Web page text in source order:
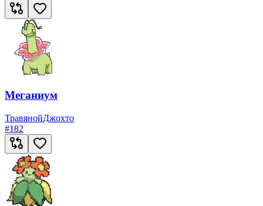
Меганиум
ТравянойДжохто
#182